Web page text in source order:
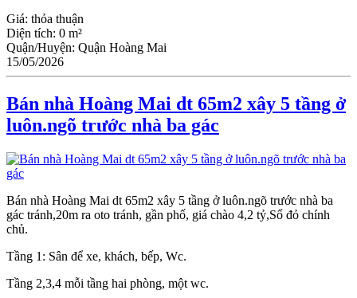
Giá: thỏa thuận
Diện tích: 0 m²
Quận/Huyện: Quận Hoàng Mai
15/05/2026
Bán nhà Hoàng Mai dt 65m2 xây 5 tầng ở
luôn.ngõ trước nhà ba gác
Bán nhà Hoàng Mai dt 65m2 xây 5 tầng ở luôn.ngõ trước nhà ba
gác tránh,20m ra oto tránh, gần phố, giá chào 4,2 tỷ,Sổ đỏ chính
chủ.
Tầng 1: Sân để xe, khách, bếp, Wc.
Tầng 2,3,4 mỗi tầng hai phòng, một wc.